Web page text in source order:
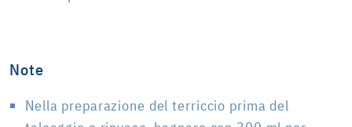
Note
Nella preparazione del terriccio prima del